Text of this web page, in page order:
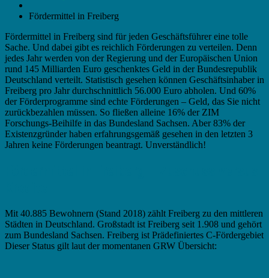
Fördermittel in Freiberg
Fördermittel in Freiberg sind für jeden Geschäftsführer eine tolle
Sache. Und dabei gibt es reichlich Förderungen zu verteilen. Denn
jedes Jahr werden von der Regierung und der Europäischen Union
rund 145 Milliarden Euro geschenktes Geld in der Bundesrepublik
Deutschland verteilt. Statistisch gesehen können Geschäftsinhaber in
Freiberg pro Jahr durchschnittlich 56.000 Euro abholen. Und 60%
der Förderprogramme sind echte Förderungen – Geld, das Sie nicht
zurückbezahlen müssen. So fließen alleine 16% der ZIM
Forschungs-Beihilfe in das Bundesland Sachsen. Aber 83% der
Existenzgründer haben erfahrungsgemäß gesehen in den letzten 3
Jahren keine Förderungen beantragt. Unverständlich!
Mit 40.885 Bewohnern (Stand 2018) zählt Freiberg zu den mittleren
Städten in Deutschland. Großstadt ist Freiberg seit 1.908 und gehört
zum Bundesland Sachsen. Freiberg ist Prädefiniertes C-Fördergebiet
Dieser Status gilt laut der momentanen GRW Übersicht: